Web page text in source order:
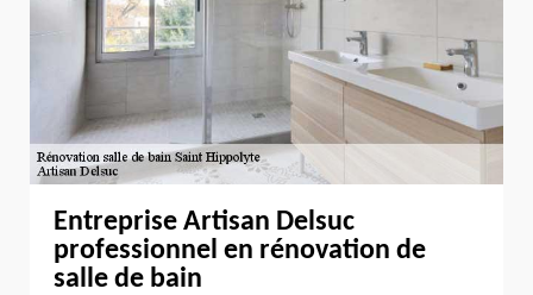
Entreprise Artisan Delsuc
professionnel en rénovation de
salle de bain